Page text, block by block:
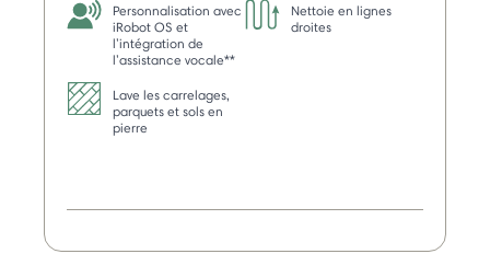
Personnalisation avec
iRobot OS et
l’intégration de
l’assistance vocale**
Nettoie en lignes
droites
Lave les carrelages,
parquets et sols en
pierre